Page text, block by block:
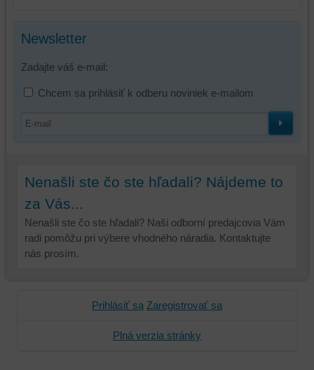
Newsletter
Zadajte váš e-mail:
Chcem sa prihlásiť k odberu noviniek e-mailom
Nenašli ste čo ste hľadali? Nájdeme to
za Vás...
Nenašli ste čo ste hľadali? Naši odborní predajcovia Vám
radi pomôžu pri výbere vhodného náradia. Kontaktujte
nás prosím.
Prihlásiť sa Zaregistrovať sa
Plná verzia stránky
ste
používateľský
účet
bez
a/alebo
tretích
strán,
widgety
atď.